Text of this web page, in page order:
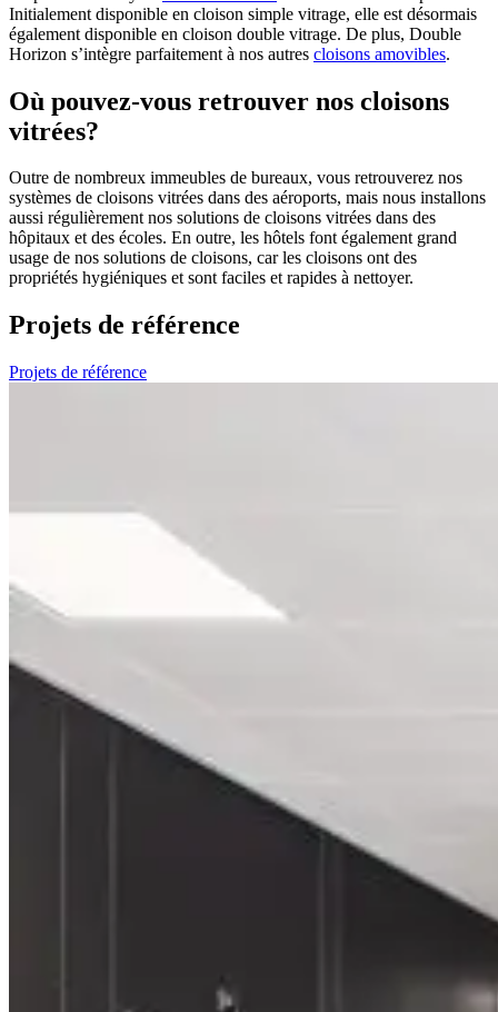
Initialement disponible en cloison simple vitrage, elle est désormais
également disponible en cloison double vitrage. De plus, Double
Horizon s’intègre parfaitement à nos autres cloisons amovibles.
Où pouvez-vous retrouver nos cloisons
vitrées?
Outre de nombreux immeubles de bureaux, vous retrouverez nos
systèmes de cloisons vitrées dans des aéroports, mais nous installons
aussi régulièrement nos solutions de cloisons vitrées dans des
hôpitaux et des écoles. En outre, les hôtels font également grand
usage de nos solutions de cloisons, car les cloisons ont des
propriétés hygiéniques et sont faciles et rapides à nettoyer.
Projets de référence
Projets de référence